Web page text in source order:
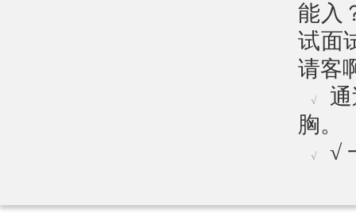
能入
试面
请客
√
胸。
√ √